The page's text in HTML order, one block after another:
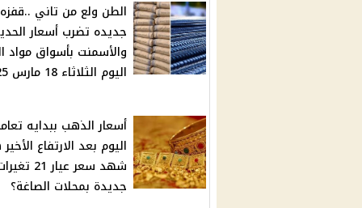
الطن ولع من تاني ..قفزه
جديده تضرب أسعار
والأسمنت بأسواق مواد
اليوم الثلاثاء 18 مارس 2025
أسعار الذهب ببدايه
اليوم بعد الارتفاع
شهد سعر عيار 21
جديدة بمحلات الصاغة؟